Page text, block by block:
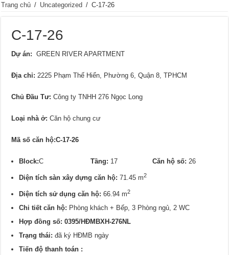
Trang chủ / Uncategorized / C-17-26
C-17-26
Dự án: GREEN RIVER APARTMENT
Địa chỉ: 2225 Phạm Thế Hiển, Phường 6, Quận 8, TPHCM
Chủ Đầu Tư: Công ty TNHH 276 Ngọc Long
Loại nhà ở: Căn hộ chung cư
Mã số căn hộ:C-17-26
Block:CTầng: 17Căn hộ số: 26
Diện tích sàn xây dựng căn hộ:71.45 m2
Diện tích sử dụng căn hộ: 66.94 m2
Chi tiết căn hộ: Phòng khách + Bếp, 3 Phòng ngủ, 2 WC
Hợp đồng số: 0395/HĐMBXH-276NL
Trạng thái:đã ký HĐMB ngày
Tiến độ thanh toán :